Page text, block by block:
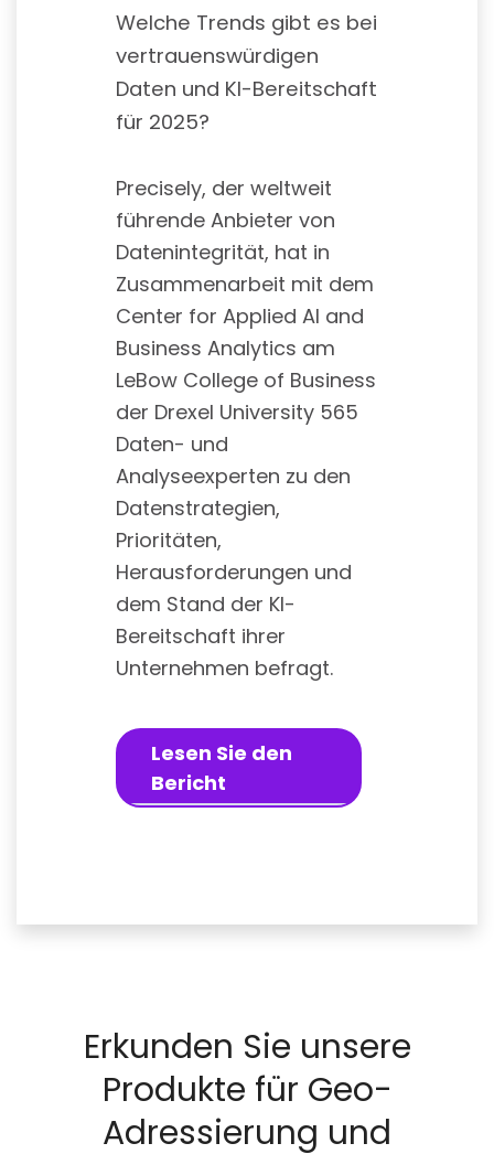
Welche Trends gibt es bei
vertrauenswürdigen
Daten und KI-Bereitschaft
für 2025?
Precisely, der weltweit
führende Anbieter von
Datenintegrität, hat in
Zusammenarbeit mit dem
Center for Applied AI and
Business Analytics am
LeBow College of Business
der Drexel University 565
Daten- und
Analyseexperten zu den
Datenstrategien,
Prioritäten,
Herausforderungen und
dem Stand der KI-
Bereitschaft ihrer
Unternehmen befragt.
Lesen Sie den
Bericht
Erkunden Sie unsere
Produkte für Geo-
Adressierung und